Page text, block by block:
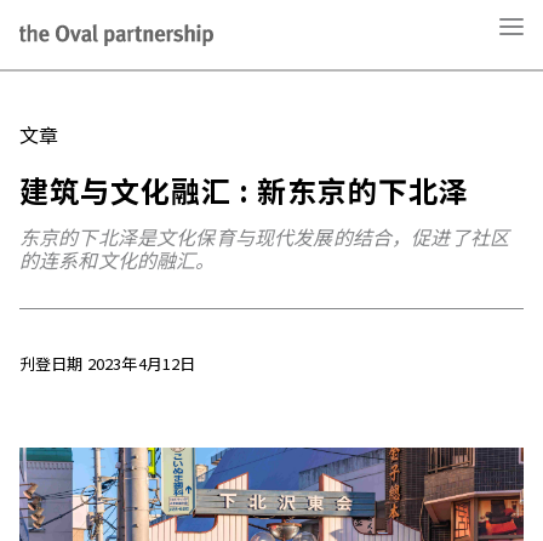
文章
建筑与文化融汇 : 新东京的下北泽
东京的下北泽是文化保育与现代发展的结合，促进了社区
的连系和文化的融汇。
刋登日期 2023年4月12日